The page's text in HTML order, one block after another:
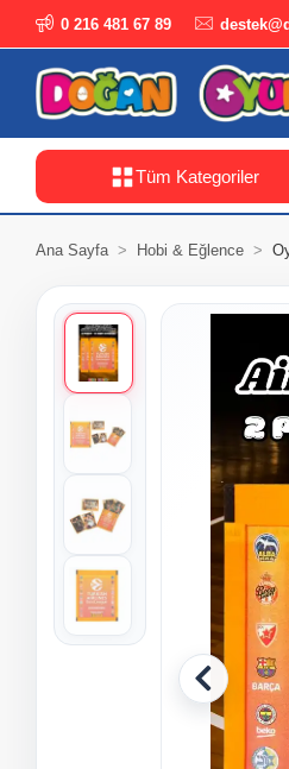
0 216 481 67 89
Tüm Kategoriler
Ana Sayfa Hobi & Eğlence